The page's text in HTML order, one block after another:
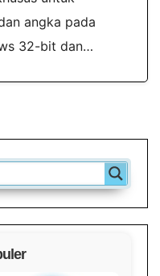
angka pada
32-bit dan…